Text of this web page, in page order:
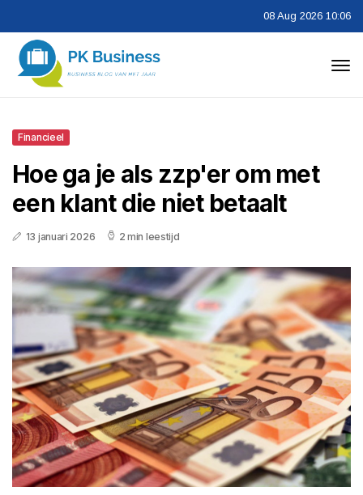
08 Aug 2026 10:06
Financieel
Hoe ga je als zzp'er om met
een klant die niet betaalt
13 januari 2026 2 min leestijd